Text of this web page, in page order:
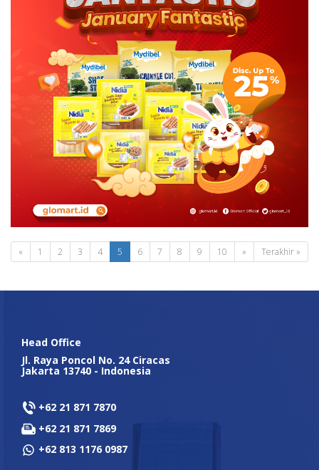
« 1 2 3 4 5 6 7 8 9 10 » Terakhir »
Head Office
Jl. Raya Poncol No. 24 Ciracas
Jakarta 13740 - Indonesia
+62 21 871 7870
+62 21 871 7869
+62 813 1176 0987